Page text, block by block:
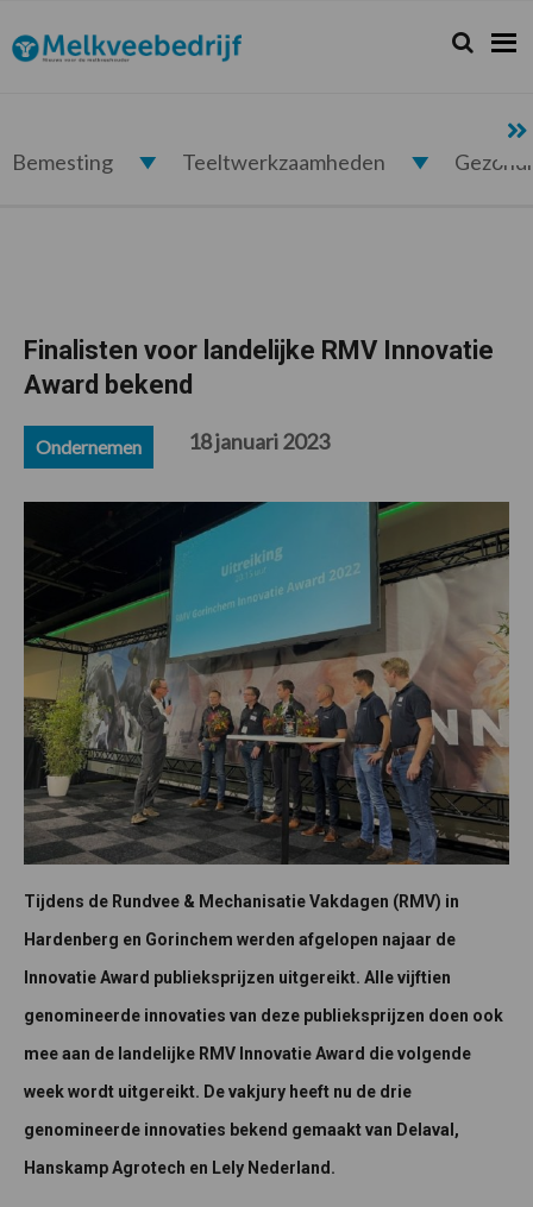
de
hoofdnavigatie
de
hoofd
de
eerste
de
voettekst
Melkveebedrijf.nl Zoeken...
Zoek
Bemesting Teeltwerkzaamheden
Finalisten voor landelijke RMV Innovatie
Award bekend
Ondernemen 18 januari 2023
Tijdens de Rundvee & Mechanisatie Vakdagen (RMV) in
Hardenberg en Gorinchem werden afgelopen najaar de
Innovatie Award publieksprijzen uitgereikt. Alle vijftien
genomineerde innovaties van deze publieksprijzen doen ook
mee aan de landelijke RMV Innovatie Award die volgende
week wordt uitgereikt. De vakjury heeft nu de drie
genomineerde innovaties bekend gemaakt van Delaval,
Hanskamp Agrotech en Lely Nederland.